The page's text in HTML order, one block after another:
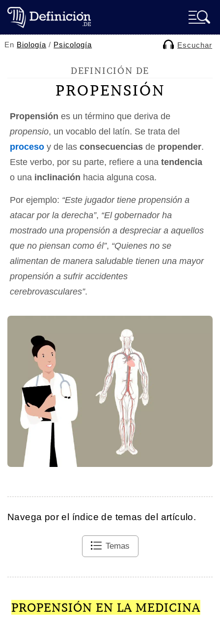
En Biología / Psicología Escuchar
DEFINICIÓN DE
PROPENSIÓN
Propensión es un término que deriva de
propensio, un vocablo del latín. Se trata del
proceso y de las consecuencias de propender.
Este verbo, por su parte, refiere a una tendencia
o una inclinación hacia alguna cosa.
Por ejemplo: “Este jugador tiene propensión a
atacar por la derecha”, “El gobernador ha
mostrado una propensión a despreciar a aquellos
que no piensan como él”, “Quienes no se
alimentan de manera saludable tienen una mayor
propensión a sufrir accidentes
cerebrovasculares”.
Navega por el índice de temas del artículo.
Temas
PROPENSIÓN EN LA MEDICINA